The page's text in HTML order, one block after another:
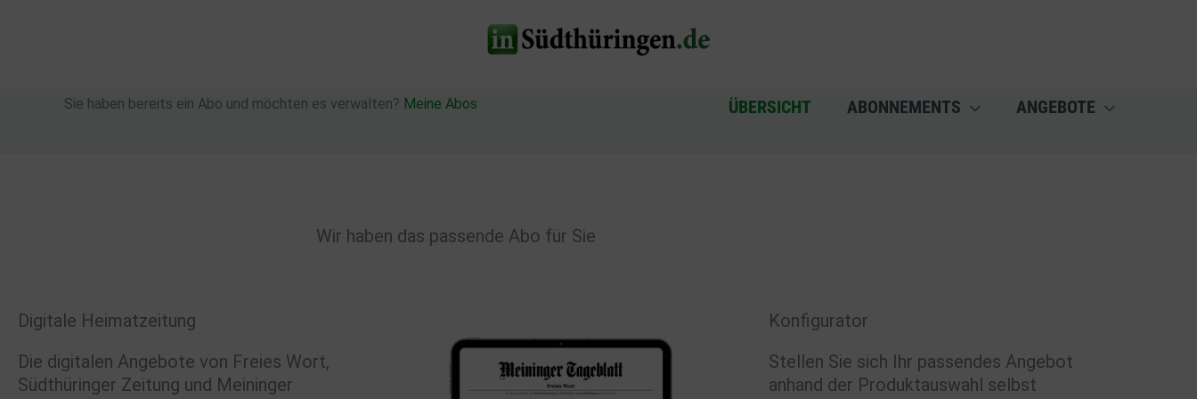
Sie haben bereits ein Abo und möchten es verwalten? Meine Abos ÜBERSICHT ABONNEMENTS ANGEBOTE
Wir haben das passende Abo für Sie
Digitale Heimatzeitung
Die digitalen Angebote von Freies Wort,
Südthüringer Zeitung und Meininger
Konfigurator
Stellen Sie sich Ihr passendes Angebot
anhand der Produktauswahl selbst